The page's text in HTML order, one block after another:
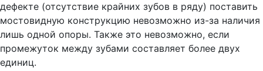
дефекте (отсутствие крайних зубов в ряду) поставить
мостовидную конструкцию невозможно из-за наличия
лишь одной опоры. Также это невозможно, если
промежуток между зубами составляет более двух
единиц.